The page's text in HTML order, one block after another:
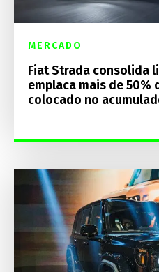
MERCADO
Fiat Strada consolida
emplaca mais de 50%
colocado no